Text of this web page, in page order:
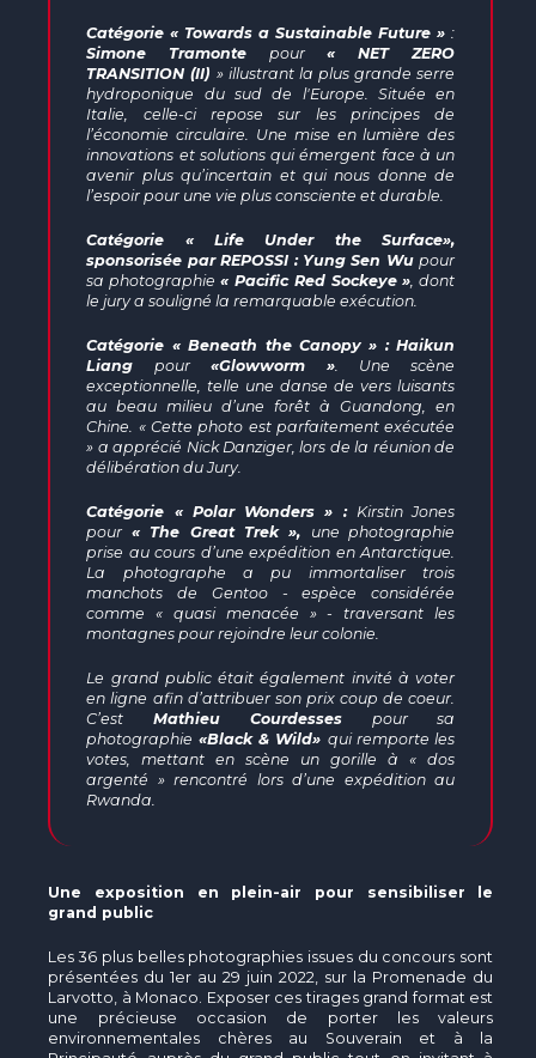
Catégorie « Towards a Sustainable Future »:
Simone Tramontepour«NET ZERO
TRANSITION (II) » illustrant la plus grande serre
hydroponique du sud de l'Europe. Située en
Italie, celle-ci repose sur les principes de
l’économie circulaire. Une mise en lumière des
innovations et solutions qui émergent face à un
avenir plus qu’incertain et qui nous donne de
l’espoir pour une vie plus consciente et durable.
Catégorie « Life Under the Surface»,
sponsorisée par REPOSSI : Yung Sen Wupour
sa photographie « Pacific Red Sockeye», dont
le jury a souligné la remarquable exécution.
Catégorie « Beneath the Canopy » : Haikun
Liangpour«Glowworm». Une scène
exceptionnelle, telle une danse de vers luisants
au beau milieu d’une forêt à Guandong, en
Chine. « Cette photo est parfaitement exécutée
» a apprécié Nick Danziger, lors de la réunion de
délibération du Jury.
Catégorie « Polar Wonders » : Kirstin Jones
pour « The Great Trek», une photographie
prise au cours d’une expédition en Antarctique.
La photographe a pu immortaliser trois
manchots de Gentoo - espèce considérée
comme « quasi menacée » - traversant les
montagnes pour rejoindre leur colonie.
Le grand public était également invité à voter
en ligne afin d’attribuer son prix coup de coeur.
C’est Mathieu Courdesses pour sa
photographie «Black & Wild» qui remporte les
votes, mettant en scène un gorille à « dos
argenté » rencontré lors d’une expédition au
Rwanda.
Une exposition en plein-air pour sensibiliser le
grand public
Les 36 plus belles photographies issues du concours sont
présentées du 1er au 29 juin 2022, sur la Promenade du
Larvotto, à Monaco. Exposer ces tirages grand format est
une précieuse occasion de porter les valeurs
environnementales chères au Souverain et à la